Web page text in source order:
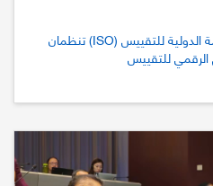
هيئة التقييس الخليجية والمنظمة الدولية للتقييس (ISO) تنظمان
الرقمي للتقييس